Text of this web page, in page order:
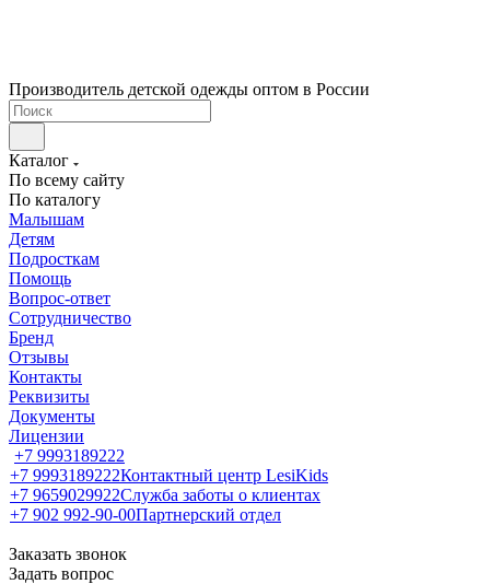
Производитель детской одежды оптом в России
Каталог
По всему сайту
По каталогу
Малышам
Детям
Подросткам
Помощь
Вопрос-ответ
Сотрудничество
Бренд
Отзывы
Контакты
Реквизиты
Документы
Лицензии
+7 9993189222
+7 9993189222Контактный центр LesiKids
+7 9659029922Служба заботы о клиентах
+7 902 992-90-00Партнерский отдел
Заказать звонок
Задать вопрос